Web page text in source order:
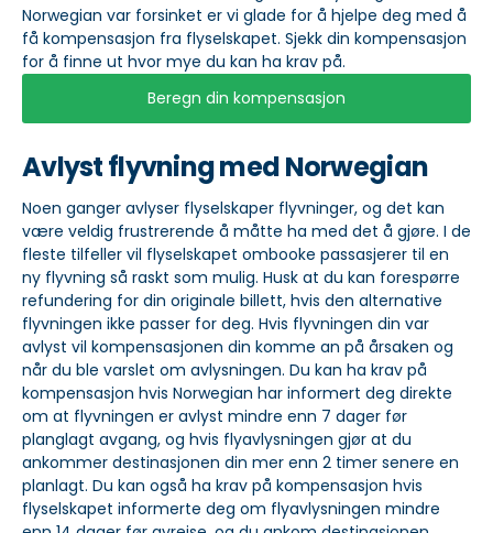
Norwegian var forsinket er vi glade for å hjelpe deg med å
få kompensasjon fra flyselskapet. Sjekk din kompensasjon
for å finne ut hvor mye du kan ha krav på.
Beregn din kompensasjon
Avlyst flyvning med Norwegian
Noen ganger avlyser flyselskaper flyvninger, og det kan
være veldig frustrerende å måtte ha med det å gjøre. I de
fleste tilfeller vil flyselskapet ombooke passasjerer til en
ny flyvning så raskt som mulig. Husk at du kan forespørre
refundering for din originale billett, hvis den alternative
flyvningen ikke passer for deg. Hvis flyvningen din var
avlyst vil kompensasjonen din komme an på årsaken og
når du ble varslet om avlysningen. Du kan ha krav på
kompensasjon hvis Norwegian har informert deg direkte
om at flyvningen er avlyst mindre enn 7 dager før
planglagt avgang, og hvis flyavlysningen gjør at du
ankommer destinasjonen din mer enn 2 timer senere en
planlagt. Du kan også ha krav på kompensasjon hvis
flyselskapet informerte deg om flyavlysningen mindre